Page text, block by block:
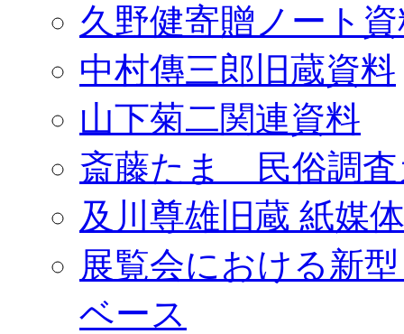
久野健寄贈ノート
中村傳三郎旧蔵資料
山下菊二関連資料
斎藤たま 民俗調査
及川尊雄旧蔵 紙媒
展覧会における新
ベース